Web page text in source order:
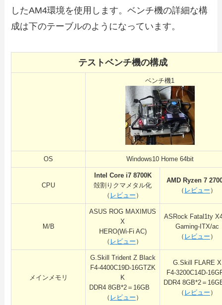
したAM4環境を使用します。ベンチ機の詳細な構
成は下のテーブルのようになっています。
テストベンチ機の構成
ベンチ機1
OS Windows10 Home 64bit
CPU
Intel Core i7 8700K
殻割りクマメタル化
（ レビュー ）
AMD Ryzen 7
（ レビュー ）
M/B
ASUS ROG MAXIMUS
X
HERO(Wi-Fi AC)
（ レビュー ）
ASRock Fatal1ty
Gaming-ITX/ac
（ レビュー ）
メインメモリ
G.Skill Trident Z Black
F4-4400C19D-16GTZK
K
DDR4 8GB*2＝16GB
（ レビュー ）
G.Skill FLARE X
F4-3200C14D-
DDR4 8GB*2＝
（ レビュー ）